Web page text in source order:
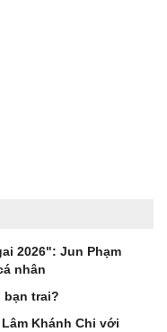
2026": Jun Phạm
nhân
bạn trai?
Khánh Chi với